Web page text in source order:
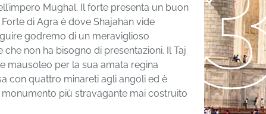
Mughal. Il forte presenta un buon
di Agra è dove Shajahan vide
godremo di un meraviglioso
non ha bisogno di presentazioni. Il Taj
mausoleo per la sua amata regina
con quattro minareti agli angoli ed è
più stravagante mai costruito